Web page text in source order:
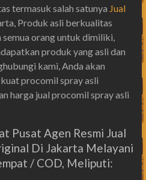
termasuk salah satunya Jual
Produk asli berkualitas
orang untuk dimiliki,
produk yang asli dan
kami, Anda akan
procomil spray asli
harga jual procomil spray asli
Pusat Agen Resmi Jual
Di Jakarta Melayani
/ COD, Meliputi: